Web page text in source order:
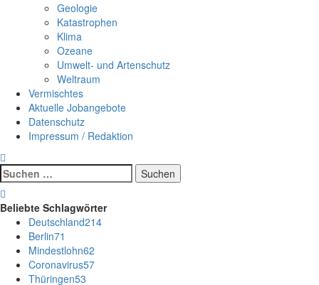
Geologie
Katastrophen
Klima
Ozeane
Umwelt- und Artenschutz
Weltraum
Vermischtes
Aktuelle Jobangebote
Datenschutz
Impressum / Redaktion
Suchen
nach:
Beliebte Schlagwörter
Deutschland214
Berlin71
Mindestlohn62
Coronavirus57
Thüringen53